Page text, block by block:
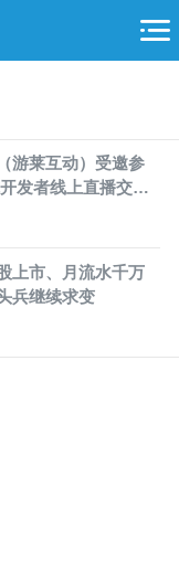
游莱互动）受邀参
发者线上直播交流
上市、月流水千万
兵继续求变